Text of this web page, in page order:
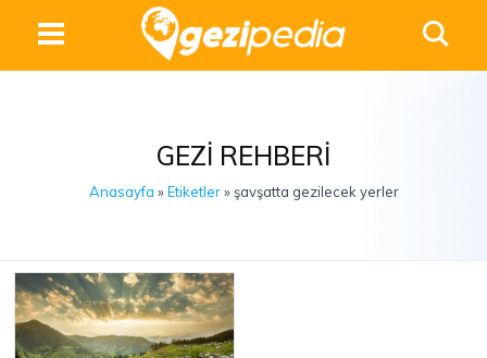
GEZI REHBERI
Anasayfa »Etiketler» şavşatta gezilecek yerler